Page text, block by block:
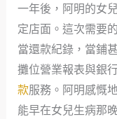
一年後，阿明的女
定店面。這次需要
當還款紀錄，當鋪
攤位營業報表與銀
款服務。阿明感慨
能早在女兒生病那